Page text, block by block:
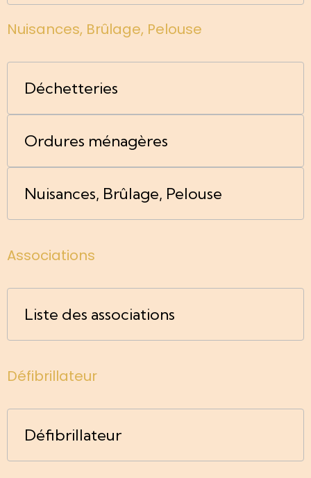
Nuisances, Brûlage, Pelouse
Déchetteries
Ordures ménagères
Nuisances, Brûlage, Pelouse
Associations
Liste des associations
Défibrillateur
Défibrillateur